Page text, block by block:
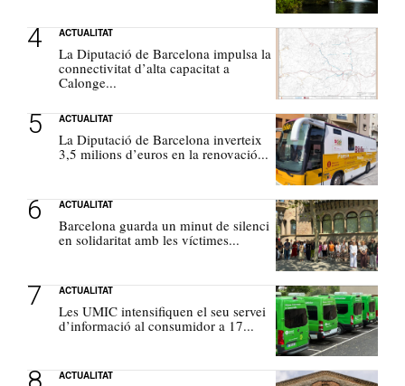
ACTUALITAT
La Diputació de Barcelona impulsa la
connectivitat d’alta capacitat a
Calonge...
ACTUALITAT
La Diputació de Barcelona inverteix
3,5 milions d’euros en la renovació...
ACTUALITAT
Barcelona guarda un minut de silenci
en solidaritat amb les víctimes...
ACTUALITAT
Les UMIC intensifiquen el seu servei
d’informació al consumidor a 17...
ACTUALITAT